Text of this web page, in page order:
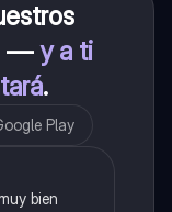
—y a ti
.
Play
bien